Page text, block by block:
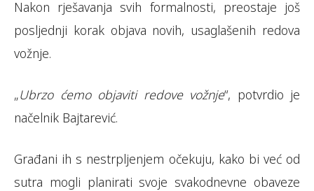
Nakon rješavanja svih formalnosti, preostaje još
posljednji korak objava novih, usaglašenih redova
vožnje.
„Ubrzo ćemo objaviti redove vožnje“, potvrdio je
načelnik Bajtarević.
Građani ih s nestrpljenjem očekuju, kako bi već od
sutra mogli planirati svoje svakodnevne obaveze